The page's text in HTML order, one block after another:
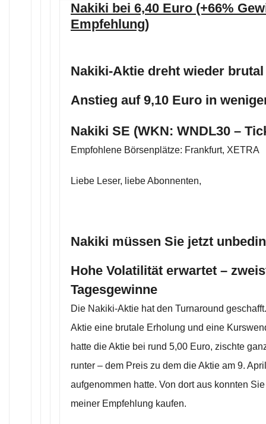
Nakiki bei 6,40 Euro (+66%
Empfehlung)
Nakiki-Aktie dreht wieder
Anstieg auf 9,10 Euro in
Nakiki SE (WKN: WNDL30 –
Empfohlene Börsenplätze: Frankfurt, XETRA
Liebe Leser, liebe Abonnenten,
Nakiki müssen Sie jetzt
Hohe Volatilität erwartet –
Tagesgewinne
Die Nakiki-Aktie hat den Turnaround
Aktie eine brutale Erholung und eine
hatte die Aktie bei rund 5,00 Euro, zischte
runter – dem Preis zu dem die Aktie am 9.
aufgenommen hatte. Von dort aus konnten
meiner Empfehlung kaufen.